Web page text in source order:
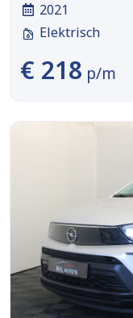
2021
Elektrisch
€ 218 p/m